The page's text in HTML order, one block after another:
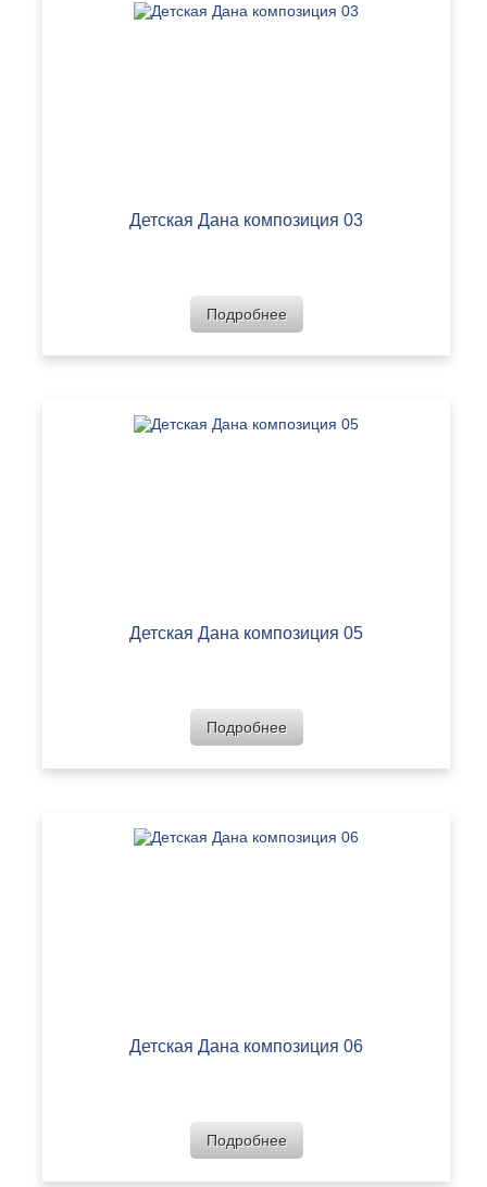
Детская Дана композиция 03
Подробнее
Детская Дана композиция 05
Подробнее
Детская Дана композиция 06
Подробнее